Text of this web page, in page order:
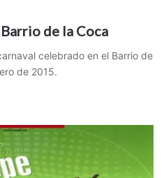
de la Coca
celebrado en el Barrio de
de 2015.